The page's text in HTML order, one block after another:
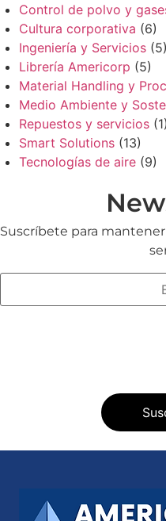
Control de polvo y
Cultura corporativa (6)
Ingeniería y Servicios (5)
Librería Americorp (5)
Material Handling y
Medio Ambiente y
Repuestos y servicios (1)
Smart Solutions (13)
Tecnologías de aire (9)
Suscríbete para